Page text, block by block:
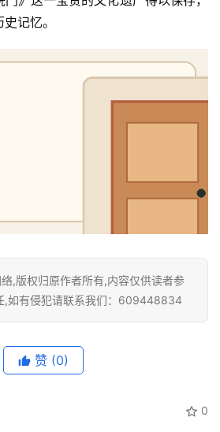
记忆。
,版权归原作者所有,内容仅供读者参
,如有侵犯请联系我们：609448834
赞 (0)
0